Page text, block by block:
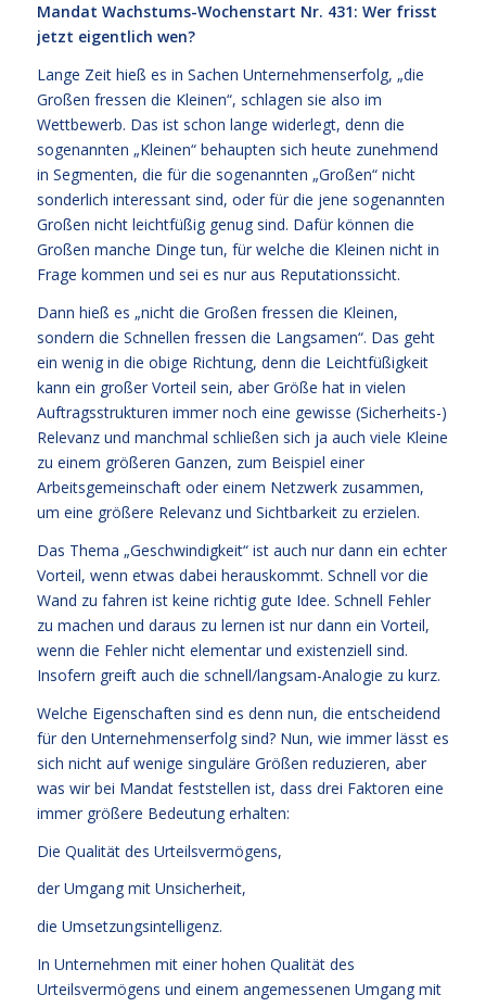
Mandat Wachstums-Wochenstart Nr. 431: Wer frisst
jetzt eigentlich wen?
Lange Zeit hieß es in Sachen Unternehmenserfolg, „die
Großen fressen die Kleinen“, schlagen sie also im
Wettbewerb. Das ist schon lange widerlegt, denn die
sogenannten „Kleinen“ behaupten sich heute zunehmend
in Segmenten, die für die sogenannten „Großen“ nicht
sonderlich interessant sind, oder für die jene sogenannten
Großen nicht leichtfüßig genug sind. Dafür können die
Großen manche Dinge tun, für welche die Kleinen nicht in
Frage kommen und sei es nur aus Reputationssicht.
Dann hieß es „nicht die Großen fressen die Kleinen,
sondern die Schnellen fressen die Langsamen“. Das geht
ein wenig in die obige Richtung, denn die Leichtfüßigkeit
kann ein großer Vorteil sein, aber Größe hat in vielen
Auftragsstrukturen immer noch eine gewisse (Sicherheits-)
Relevanz und manchmal schließen sich ja auch viele Kleine
zu einem größeren Ganzen, zum Beispiel einer
Arbeitsgemeinschaft oder einem Netzwerk zusammen,
um eine größere Relevanz und Sichtbarkeit zu erzielen.
Das Thema „Geschwindigkeit“ ist auch nur dann ein echter
Vorteil, wenn etwas dabei herauskommt. Schnell vor die
Wand zu fahren ist keine richtig gute Idee. Schnell Fehler
zu machen und daraus zu lernen ist nur dann ein Vorteil,
wenn die Fehler nicht elementar und existenziell sind.
Insofern greift auch die schnell/langsam-Analogie zu kurz.
Welche Eigenschaften sind es denn nun, die entscheidend
für den Unternehmenserfolg sind? Nun, wie immer lässt es
sich nicht auf wenige singuläre Größen reduzieren, aber
was wir bei Mandat feststellen ist, dass drei Faktoren eine
immer größere Bedeutung erhalten:
Die Qualität des Urteilsvermögens,
der Umgang mit Unsicherheit,
die Umsetzungsintelligenz.
In Unternehmen mit einer hohen Qualität des
Urteilsvermögens und einem angemessenen Umgang mit